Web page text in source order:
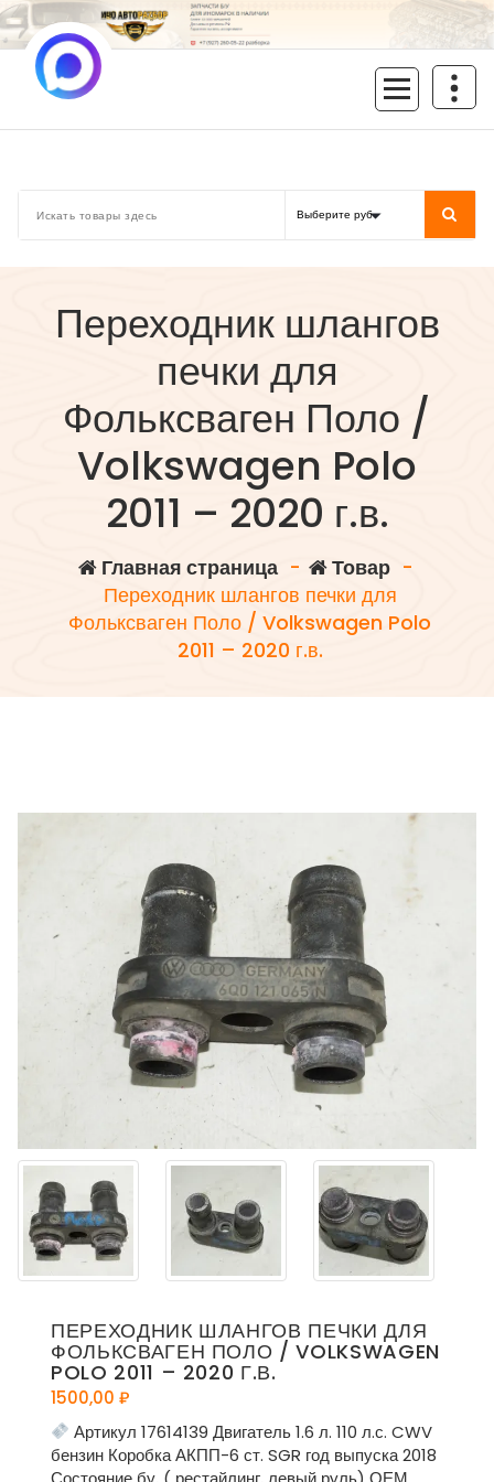
Перейти
к
содержимому
Переходник шлангов
печки для
Фольксваген Поло /
Volkswagen Polo
2011 – 2020 г.в.
Главная страница- Товар-
Переходник шлангов печки для
Фольксваген Поло / Volkswagen Polo
2011 – 2020 г.в.
ПЕРЕХОДНИК ШЛАНГОВ ПЕЧКИ ДЛЯ
ФОЛЬКСВАГЕН ПОЛО / VOLKSWAGEN
POLO 2011 – 2020 Г.В.
1500,00 ₽
Артикул 17614139 Двигатель 1.6 л. 110 л.с. CWV
бензин Коробка АКПП-6 ст. SGR год выпуска 2018